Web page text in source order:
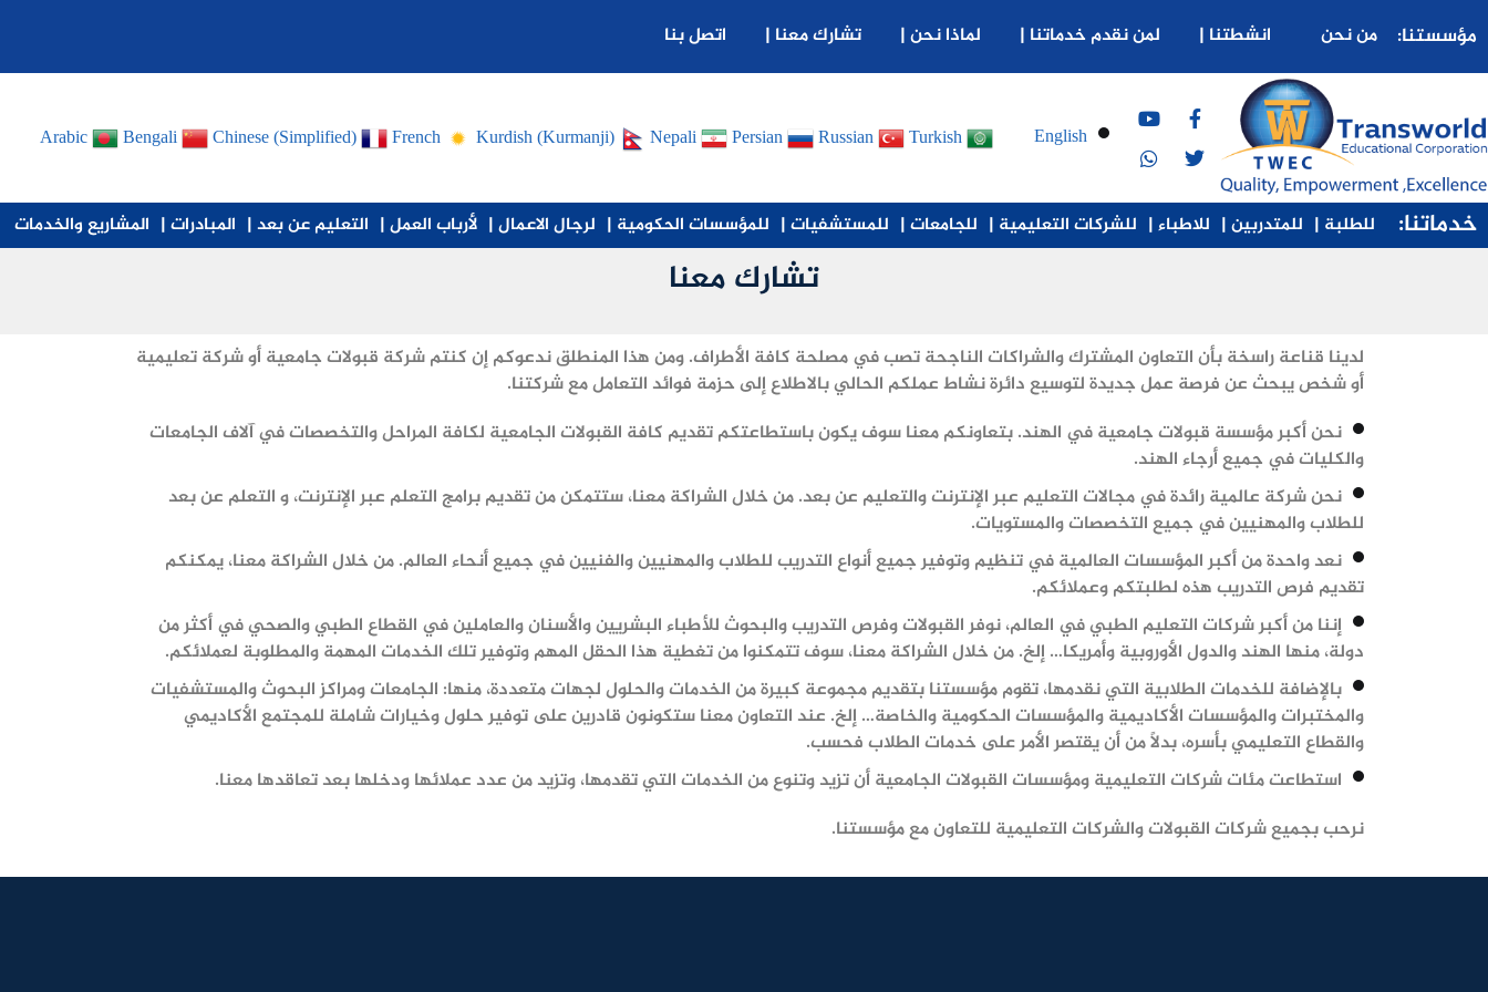
مؤسستنا: من نحن انشطتنا | لمن نقدم خدماتنا | لماذا نحن | تشارك معنا | اتصل بنا
English
Arabic Bengali Chinese (Simplified) French Kurdish (Kurmanji) Nepali Persian Russian Turkish
خدماتنا: للطلبة | للمتدربين | للاطباء | للشركات التعليمية | للجامعات | للمستشفيات | للمؤسسات الحكومية | لرجال الاعمال | لأرباب العمل | التعليم عن بعد | المبادرات | المشاريع والخدمات
تشارك معنا
لدينا قناعة راسخة بأن التعاون المشترك والشراكات الناجحة تصب في مصلحة كافة الأطراف. ومن هذا المنطلق ندعوكم إن كنتم شركة قبولات جامعية أو شركة تعليمية
أو شخص يبحث عن فرصة عمل جديدة لتوسيع دائرة نشاط عملكم الحالي بالاطلاع إلى حزمة فوائد التعامل مع شركتنا.
نحن أكبر مؤسسة قبولات جامعية في الهند. بتعاونكم معنا سوف يكون باستطاعتكم تقديم كافة القبولات الجامعية لكافة المراحل والتخصصات في آلاف الجامعات
والكليات في جميع أرجاء الهند.
نحن شركة عالمية رائدة في مجالات التعليم عبر الإنترنت والتعليم عن بعد. من خلال الشراكة معنا، ستتمكن من تقديم برامج التعلم عبر الإنترنت، و التعلم عن بعد
للطلاب والمهنيين في جميع التخصصات والمستويات.
نعد واحدة من أكبر المؤسسات العالمية في تنظيم وتوفير جميع أنواع التدريب للطلاب والمهنيين والفنيين في جميع أنحاء العالم. من خلال الشراكة معنا، يمكنكم
تقديم فرص التدريب هذه لطلبتكم وعملائكم.
إننا من أكبر شركات التعليم الطبي في العالم، نوفر القبولات وفرص التدريب والبحوث للأطباء البشريين والأسنان والعاملين في القطاع الطبي والصحي في أكثر من
دولة، منها الهند والدول الأوروبية وأمريكا… إلخ. من خلال الشراكة معنا، سوف تتمكنوا من تغطية هذا الحقل المهم وتوفير تلك الخدمات المهمة والمطلوبة لعملائكم.
بالإضافة للخدمات الطلابية التي نقدمها، تقوم مؤسستنا بتقديم مجموعة كبيرة من الخدمات والحلول لجهات متعددة، منها: الجامعات ومراكز البحوث والمستشفيات
والمختبرات والمؤسسات الأكاديمية والمؤسسات الحكومية والخاصة… إلخ. عند التعاون معنا ستكونون قادرين على توفير حلول وخيارات شاملة للمجتمع الأكاديمي
والقطاع التعليمي بأسره، بدلاً من أن يقتصر الأمر على خدمات الطلاب فحسب.
استطاعت مئات شركات التعليمية ومؤسسات القبولات الجامعية أن تزيد وتنوع من الخدمات التي تقدمها، وتزيد من عدد عملائها ودخلها بعد تعاقدها معنا.
نرحب بجميع شركات القبولات والشركات التعليمية للتعاون مع مؤسستنا.